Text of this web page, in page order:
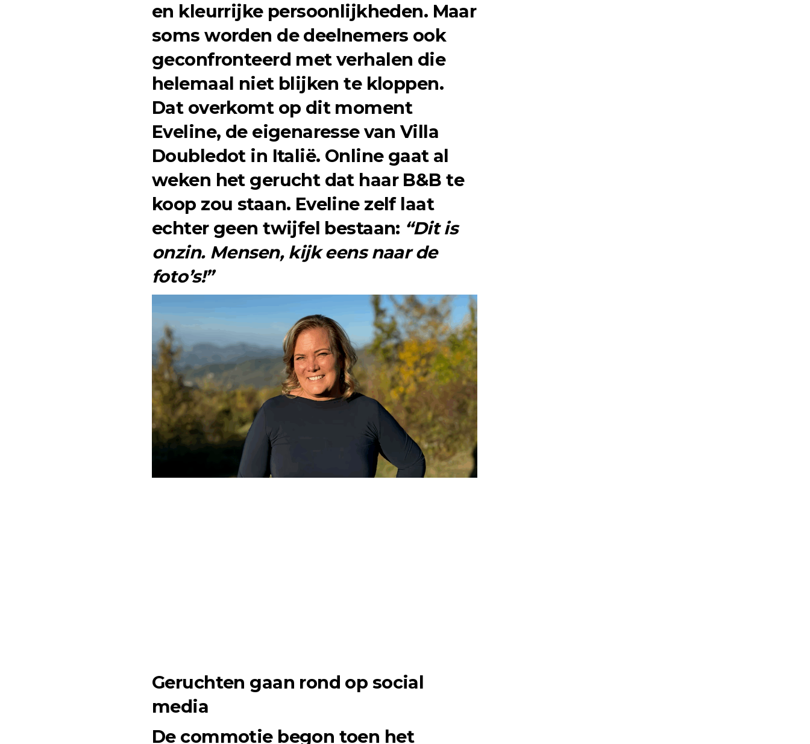
en kleurrijke persoonlijkheden. Maar
soms worden de deelnemers ook
geconfronteerd met verhalen die
helemaal niet blijken te kloppen.
Dat overkomt op dit moment
Eveline, de eigenaresse van Villa
Doubledotin Italië. Online gaat al
weken het gerucht dat haar B&B te
koop zou staan. Eveline zelf laat
echter geen twijfel bestaan: “Dit is
onzin. Mensen, kijk eens naar de
foto’s!”
Geruchten gaan rond op social
media
De commotie begon toen het